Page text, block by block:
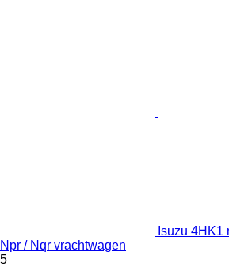
Isuzu 4HK1
Npr / Nqr vrachtwagen
5